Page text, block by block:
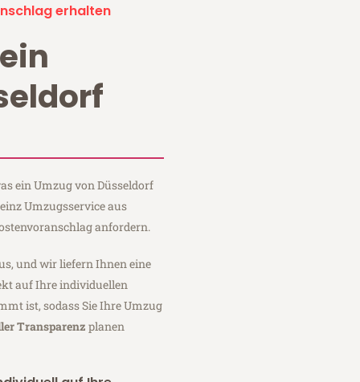
erhalten
ein Umzug von Düsseldorf
Umzugsservice aus
anfordern.
und wir liefern Ihnen eine
auf Ihre individuellen
ist, sodass Sie Ihre Umzug
Transparenz planen